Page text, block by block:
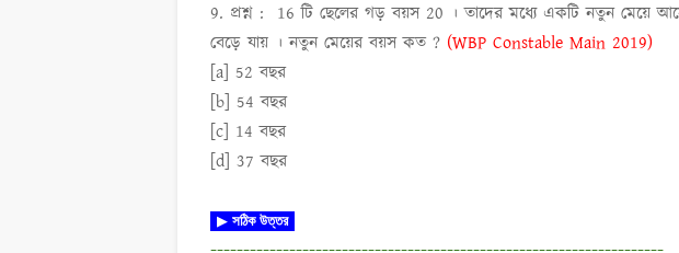
9. প্রশ্ন :
16 টি ছেলের গড় বয়স 20 । তাদের মধ্যে একটি নতুন মেয়ে
বেড়ে যায় । নতুন মেয়ের বয়স কত ? (WBP Constable Main 2019)
[a] 52 বছর
[b] 54 বছর
[c] 14 বছর
[d] 37 বছর
▶ সঠিক উত্তর